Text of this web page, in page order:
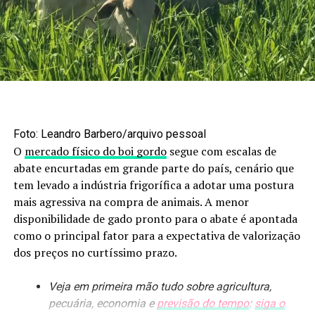
de incêndio.
A operação contou ainda com o apoio de oito brigadistas
da empresa. Ao todo, foram utilizados cerca de 30 mil
litros de água do reservatório do sistema de hidrantes da
unidade e aproximadamente 4.500 litros da viatura do
totalmente controlado e não houve registro de vítimas.
Ambientes vulneráveis
Mas, afinal, o que torna ambientes como silos e unidades
de secagem tão vulneráveis a incêndios e explosões?
Segundo Leandro Ducioni, especialista em Áreas
Classificadas da Schmersal, episódios como esse seguem
“Muitas vezes existe a combinação de três fatores:
Foto: Leandro Barbero/arquivo pessoal
O mercado físico do boi gordosegue com escalas de
abate encurtadas em grande parte do país, cenário que
tem levado a indústria frigorífica a adotar uma postura
mais agressiva na compra de animais. A menor
disponibilidade de gado pronto para o abate é apontada
como o principal fator para a expectativa de valorização
dos preços no curtíssimo prazo.
Veja em primeira mão tudo sobre agricultura,
pecuária, economia e previsão do tempo: siga o